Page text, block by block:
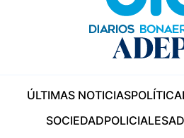
ÚLTIMAS NOTICIASPOLÍTICA
SOCIEDADPOLICIALES